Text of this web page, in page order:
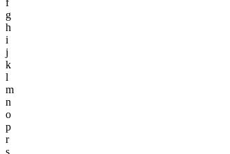
f
g
h
i
j
k
l
m
n
o
p
r
s